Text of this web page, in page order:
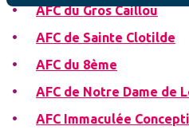
AFC du Gros Caillou
AFC de Sainte Clotilde
AFC du 8ème
AFC de Notre Dame de
AFC Immaculée